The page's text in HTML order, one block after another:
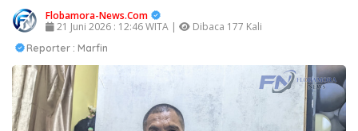
Flobamora-News.Com
21 Juni 2026 : 12:46 WITA |
Dibaca 177 Kali
Reporter : Marfin